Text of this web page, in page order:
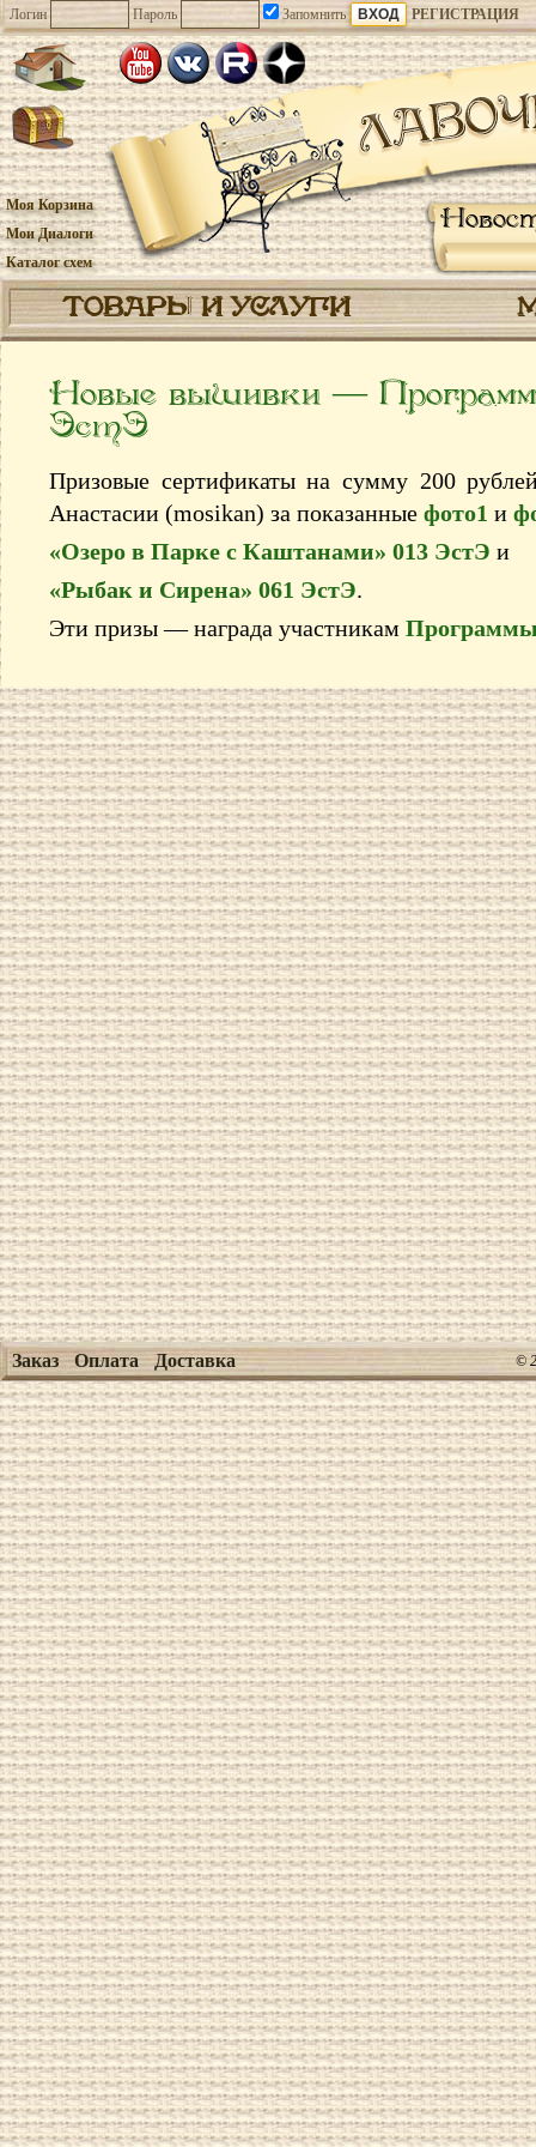
Логин Пароль Запомнить РЕГИСТРАЦИЯ
Моя Корзина
Мои Диалоги
Каталог схем
ТОВАРЫ И УСЛУГИ
Новые вышивки —
ЭстЭ
Призовые сертификаты на сумму 200
Анастасии (mosikan) за показанные фото1 и
«Озеро в Парке с Каштанами» 013 ЭстЭ и
«Рыбак и Сирена» 061 ЭстЭ.
Эти призы — награда участникам
Заказ Оплата Доставка ©